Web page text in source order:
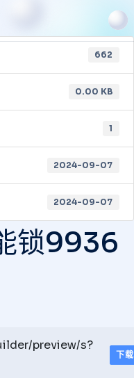
662
0.00 KB
1
2024-09-07
2024-09-07
锁9936
preview/s?
下载